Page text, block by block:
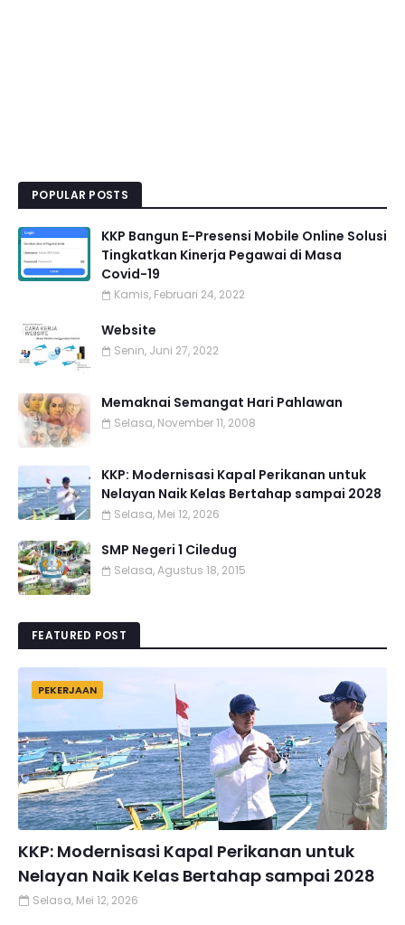
POPULAR POSTS
KKP Bangun E-Presensi Mobile Online Solusi
Tingkatkan Kinerja Pegawai di Masa
Covid-19
Kamis, Februari 24, 2022
Website
Senin, Juni 27, 2022
Memaknai Semangat Hari Pahlawan
Selasa, November 11, 2008
KKP: Modernisasi Kapal Perikanan untuk
Nelayan Naik Kelas Bertahap sampai 2028
Selasa, Mei 12, 2026
SMP Negeri 1 Ciledug
Selasa, Agustus 18, 2015
FEATURED POST
PEKERJAAN
KKP: Modernisasi Kapal Perikanan untuk
Nelayan Naik Kelas Bertahap sampai 2028
Selasa, Mei 12, 2026